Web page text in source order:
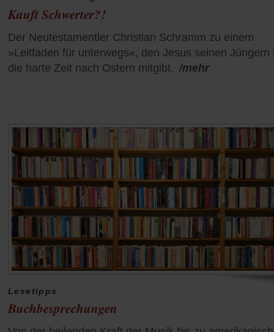
Kauft Schwerter?!
Der Neutestamentler Christian Schramm zu einem
»Leitfaden für unterwegs«, den Jesus seinen Jüngern
die harte Zeit nach Ostern mitgibt. /mehr
Lesetipps
Buchbesprechungen